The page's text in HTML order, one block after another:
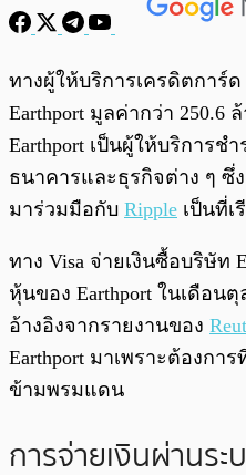
พร้อมเล่น
ทางผู้ให้บริการเครดิตการ์
Earthport มูลค่ากว่า 250.6
Earthport เป็นผู้ให้บริการช
ธนาคารและธุรกิจต่าง ๆ ซึ่
มาร่วมมือกับ Ripple เป็นที่เ
ทาง Visa จ่ายเงินซื้อบริษัท
หุ้นของ Earthport ในเดือน
อ้างอิงจากรายงานของ
Earthport มาเพราะต้องกา
ข้ามพรมแดน
การจ่ายเงินผ่านร